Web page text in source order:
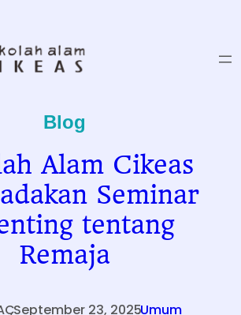
Blog
Alam Cikeas
Seminar
tentang
Remaja
,September 23, 2025
.Umum